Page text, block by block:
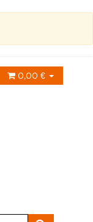
0,00 €